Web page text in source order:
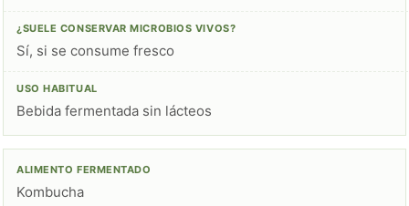
Sí, si se consume fresco
Bebida fermentada sin lácteos
Kombucha